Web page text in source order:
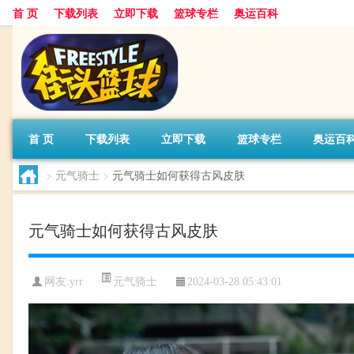
首 页 下载列表 立即下载 篮球专栏 奥运百科
首 页 下载列表 立即下载 篮球专栏 奥运百
> 元气骑士 > 元气骑士如何获得古风皮肤
元气骑士如何获得古风皮肤
网友:yrr 元气骑士 2024-03-28 05:43:01